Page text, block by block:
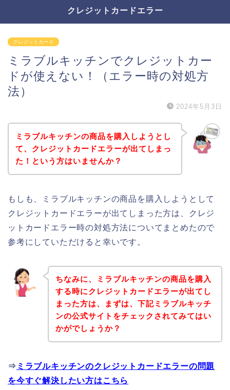
クレジットカードエラー
クレジットカード
ミラブルキッチンでクレジットカー
ドが使えない！（エラー時の対処方
法）
2024年5月3日
ミラブルキッチンの商品を購入しようとし
て、クレジットカードエラーが出てしまっ
た！という方はいませんか？
もしも、ミラブルキッチンの商品を購入しようとして
クレジットカードエラーが出てしまった方は、クレジ
ットカードエラー時の対処方法についてまとめたので
参考にしていただけると幸いです。
ちなみに、ミラブルキッチンの商品を購入
する時にクレジットカードエラーが出てし
まった方は、まずは、下記ミラブルキッチ
ンの公式サイトをチェックされてみてはい
かがでしょうか？
⇒ ミラブルキッチンのクレジットカードエラーの問題
を今すぐ解決したい方はこちら